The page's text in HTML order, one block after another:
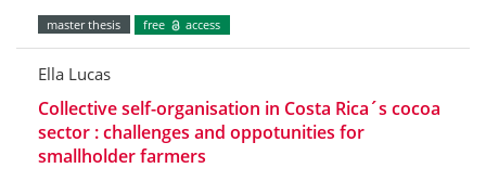
master thesis free access
Ella Lucas
Collective self-organisation in Costa Rica´s cocoa
sector : challenges and oppotunities for
smallholder farmers